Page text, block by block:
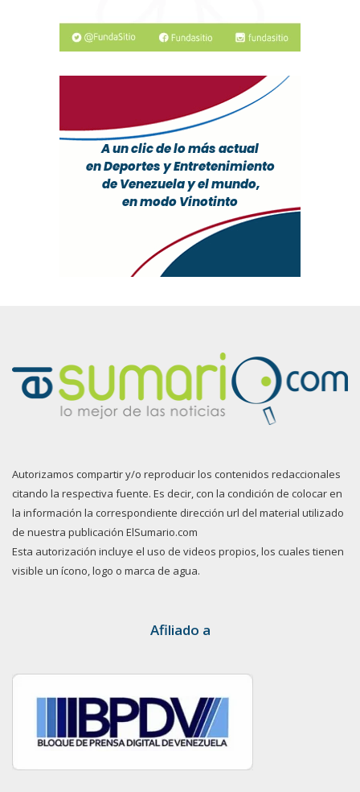
Autorizamos compartir y/o reproducir los contenidos redaccionales
citando la respectiva fuente. Es decir, con la condición de colocar en
la información la correspondiente dirección url del material utilizado
de nuestra publicación ElSumario.com
Esta autorización incluye el uso de videos propios, los cuales tienen
visible un ícono, logo o marca de agua.
Afiliado a